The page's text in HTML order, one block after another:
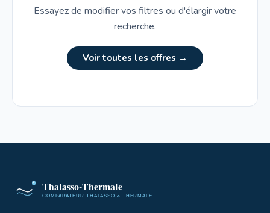
Essayez de modifier vos filtres ou d'élargir votre
recherche.
Voir toutes les offres →